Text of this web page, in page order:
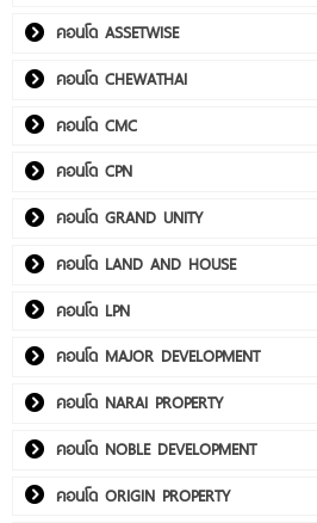
คอนโด ASSETWISE
คอนโด CHEWATHAI
คอนโด CMC
คอนโด CPN
คอนโด GRAND UNITY
คอนโด LAND AND HOUSE
คอนโด LPN
คอนโด MAJOR DEVELOPMENT
คอนโด NARAI PROPERTY
คอนโด NOBLE DEVELOPMENT
คอนโด ORIGIN PROPERTY